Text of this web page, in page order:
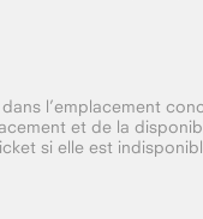
l’emplacement
et de la
si elle est